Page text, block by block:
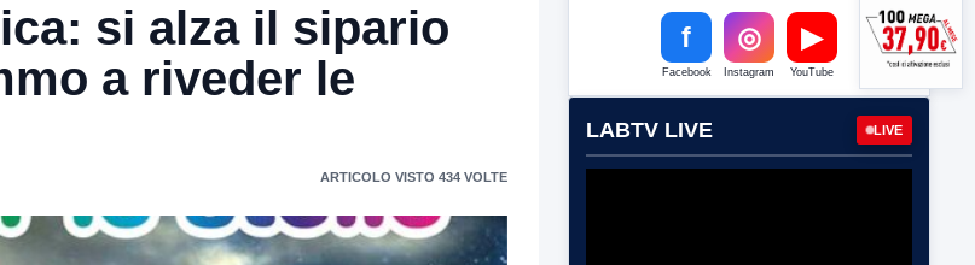
si alza il sipario
a riveder le
ARTICOLO VISTO 434 VOLTE
f
Facebook
◎
Instagram
▶
YouTube
LABTV LIVE LIVE